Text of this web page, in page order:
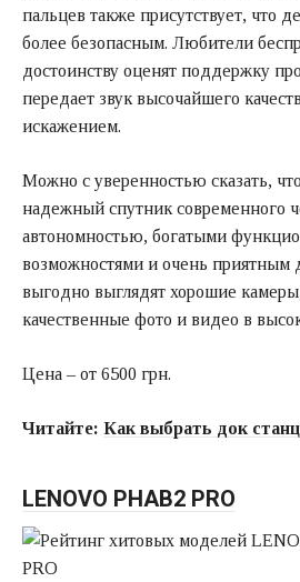
пальцев также присутствует, что
более безопасным. Любители
достоинству оценят поддержку
передает звук высочайшего
искажением.
Можно с уверенностью сказать,
надежный спутник современного
автономностью, богатыми
возможностями и очень приятным
выгодно выглядят хорошие
качественные фото и видео в
Цена – от 6500 грн.
Читайте: Как выбрать док
LENOVO PHAB2 PRO